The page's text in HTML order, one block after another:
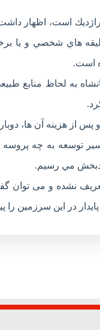
است، اظهار
هاي شخصي و يا
است.
به لحاظ منابع
از هزينه آن ها،
توسعه به چه پروسه
مي رسيم.
نشده و می توان
در اين سرزمين را